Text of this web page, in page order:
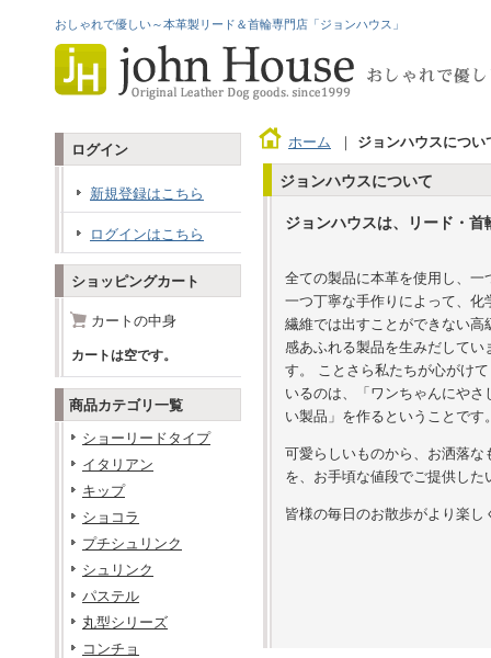
おしゃれで優しい～本革製リード＆首輪専門店「ジョンハウス」
ログイン
新規登録はこちら
ログインはこちら
ショッピングカート
カートの中身
カートは空です。
商品カテゴリ一覧
ショーリードタイプ
イタリアン
キップ
ショコラ
プチシュリンク
シュリンク
パステル
丸型シリーズ
コンチョ
ホーム ｜ ジョンハウスについ
ジョンハウスについて
ジョンハウスは、リード・
全ての製品に本革を使用し、一
一つ丁寧な手作りによって、化
繊維では出すことができない高
感あふれる製品を生みだしてい
す。 ことさら私たちが心がけて
いるのは、「ワンちゃんにやさ
い製品」を作るということです
可愛らしいものから、お洒落
を、お手頃な値段でご提供した
皆様の毎日のお散歩がより楽